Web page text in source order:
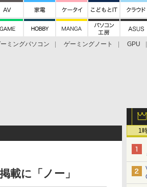
ミングパソコン ゲーミングノート
GPU
1
載に「ノー」